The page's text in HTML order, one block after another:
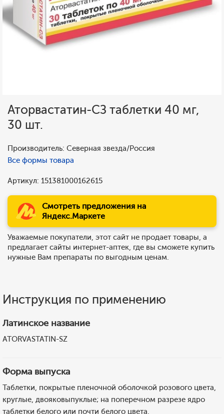
Аторвастатин-СЗ таблетки 40 мг,
30 шт.
Производитель: Северная звезда/Россия
Все формы товара
Артикул: 151381000162615
Смотреть предложения на
Яндекс.Маркете
Уважаемые покупатели, этот сайт не продает товары, а
предлагает сайты интернет-аптек, где вы сможете купить
нужные Вам препараты по выгодным ценам.
Инструкция по применению
Латинское название
ATORVASTATIN-SZ
Форма выпуска
Таблетки, покрытые пленочной оболочкой розового цвета,
круглые, двояковыпуклые; на поперечном разрезе ядро
таблетки белого или почти белого цвета.